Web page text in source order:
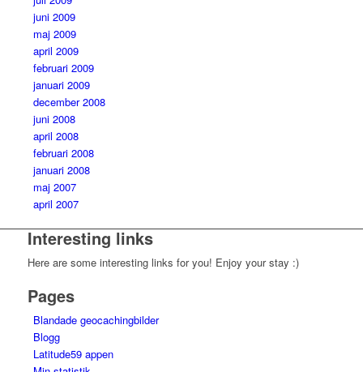
juni 2009
maj 2009
april 2009
februari 2009
januari 2009
december 2008
juni 2008
april 2008
februari 2008
januari 2008
maj 2007
april 2007
Interesting links
Here are some interesting links for you! Enjoy your stay :)
Pages
Blandade geocachingbilder
Blogg
Latitude59 appen